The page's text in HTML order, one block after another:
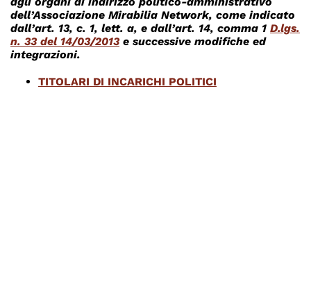
dell’Associazione Mirabilia Network, come indicato
dall’art. 13, c. 1, lett. a, e dall’art. 14, comma 1 D.lgs.
n. 33 del 14/03/2013e successive modifiche ed
integrazioni.
TITOLARI DI INCARICHI POLITICI